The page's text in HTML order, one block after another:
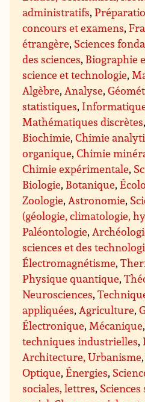
administratifs,
concours et examens,
étrangère, Sciences
des sciences, Biographie
science et technologie,
Algèbre, Analyse,
statistiques,
Mathématiques discrètes
Biochimie,Chimie
organique,Chimie
Chimie expérimentale,
Biologie, Botanique,
Zoologie, Astronomie,
(géologie, climatologie,
Paléontologie,
sciences et des
Électromagnétisme,
Physique quantique,
Neurosciences,
appliquées, Agriculture,
Électronique, Mécanique,
techniques industrielles,
Architecture, Urbanisme
Optique,Énergies,
sociales, lettres, Sciences